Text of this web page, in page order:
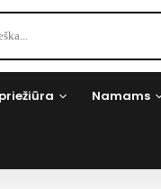
Namams